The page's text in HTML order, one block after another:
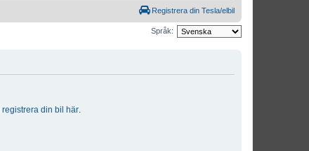
Registrera din Tesla/elbil
Språk:
registrera din bil här